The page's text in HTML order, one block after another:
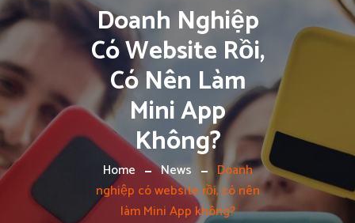
Doanh Nghiệp
Có Website Rồi,
Có Nên Làm
Mini App
Không?
Home News
Doanh
nghiệp có website rồi, có nên
làm Mini App không?